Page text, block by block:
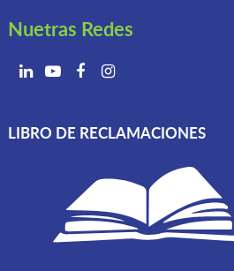
Nuetras Redes
LIBRO DE RECLAMACIONES